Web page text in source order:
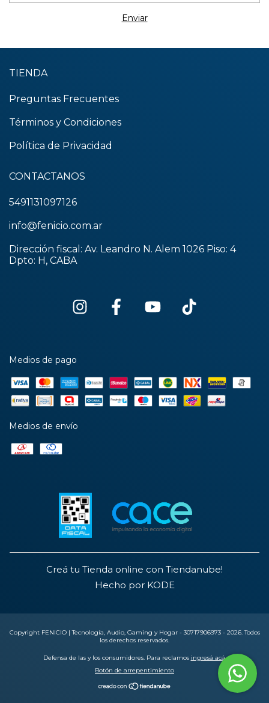
TIENDA
Preguntas Frecuentes
Términos y Condiciones
Política de Privacidad
CONTACTANOS
5491131097126
info@fenicio.com.ar
Dirección fiscal: Av. Leandro N. Alem 1026 Piso: 4
Dpto: H, CABA
Medios de pago
Medios de envío
Creá tu Tienda online con Tiendanube!
Hecho por KODE
Copyright FENICIO | Tecnología, Audio, Gaming y Hogar - 30717906973 - 2026. Todos
los derechos reservados.
Defensa de las y los consumidores. Para reclamos ingresá acá.
Botón de arrepentimiento